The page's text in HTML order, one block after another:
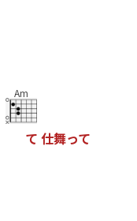
Am
て 仕舞って